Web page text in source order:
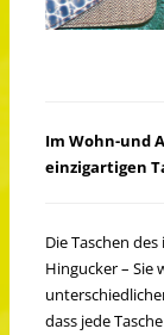
Im Wohn-und
einzigartigen
Die Taschen
Hingucker – Sie
dass jede